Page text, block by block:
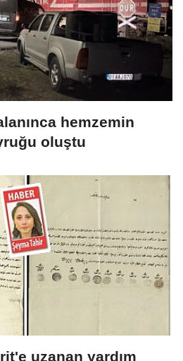
hemzemin
oluştu
uzanan yardım